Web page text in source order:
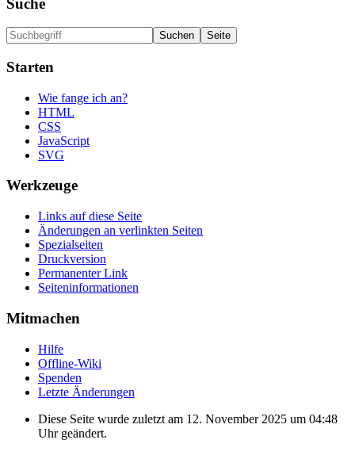
Starten
Wie fange ich an?
HTML
CSS
JavaScript
SVG
Werkzeuge
Links auf diese Seite
Änderungen an verlinkten Seiten
Spezialseiten
Druckversion
Permanenter Link
Seiten­informationen
Mitmachen
Hilfe
Offline-Wiki
Spenden
Letzte Änderungen
Diese Seite wurde zuletzt am 12. November 2025 um 04:48
Uhr geändert.